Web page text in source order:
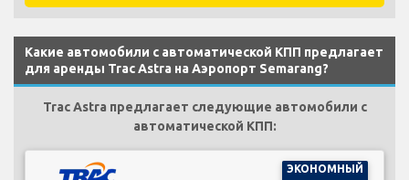
Какие автомобили с автоматической КПП предлагает
для аренды Trac Astra на Аэропорт Semarang?
Trac Astra предлагает следующие автомобили с
автоматической КПП:
ЭКОНОМНЫЙ